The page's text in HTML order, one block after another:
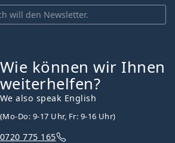
will den Newsletter.
Wie können wir Ihnen
weiterhelfen?
We also speak English
(Mo-Do: 9-17 Uhr, Fr: 9-16 Uhr)
0720 775 165